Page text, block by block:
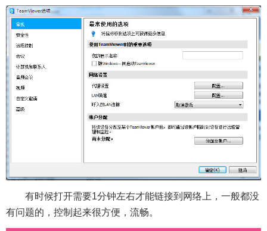
有时候打开需要1分钟左右才能链接到网络上，一般都没
有问题的，控制起来很方便，流畅。